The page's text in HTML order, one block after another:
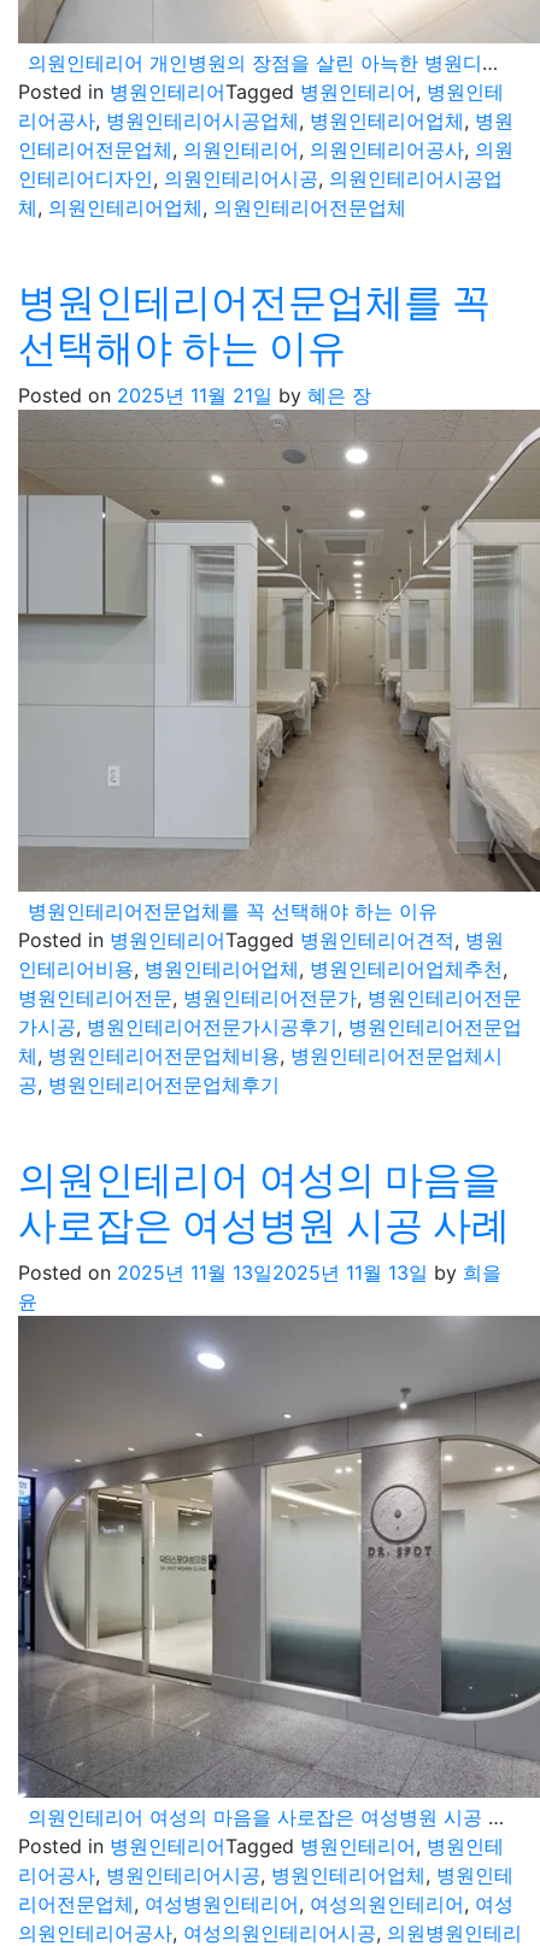
의원인테리어 개인병원의 장점을 살린 아늑한 병원디자인
Posted in 병원인테리어Tagged 병원인테리어, 병원인테
리어공사, 병원인테리어시공업체, 병원인테리어업체, 병원
인테리어전문업체, 의원인테리어, 의원인테리어공사, 의원
인테리어디자인, 의원인테리어시공, 의원인테리어시공업
체, 의원인테리어업체, 의원인테리어전문업체
병원인테리어전문업체를 꼭
선택해야 하는 이유
Posted on 2025년 11월 21일 by 혜은 장
병원인테리어전문업체를 꼭 선택해야 하는 이유
Posted in 병원인테리어Tagged 병원인테리어견적, 병원
인테리어비용, 병원인테리어업체, 병원인테리어업체추천,
병원인테리어전문, 병원인테리어전문가, 병원인테리어전문
가시공, 병원인테리어전문가시공후기, 병원인테리어전문업
체, 병원인테리어전문업체비용, 병원인테리어전문업체시
공, 병원인테리어전문업체후기
의원인테리어 여성의 마음을
사로잡은 여성병원 시공 사례
Posted on 2025년 11월 13일2025년 11월 13일 by 희을
윤
의원인테리어 여성의 마음을 사로잡은 여성병원 시공 사례
Posted in 병원인테리어Tagged 병원인테리어, 병원인테
리어공사, 병원인테리어시공, 병원인테리어업체, 병원인테
리어전문업체, 여성병원인테리어, 여성의원인테리어, 여성
의원인테리어공사, 여성의원인테리어시공, 의원병원인테리